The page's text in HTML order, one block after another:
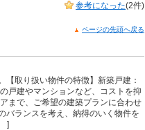
参考になった(2件)
ページの先頭へ戻る
取り扱い物件の特徴】新築戸建：
戸建やマンションなど、コストを抑
まで、ご希望の建築プランに合わせ
バランスを考え、納得のいく物件を
]